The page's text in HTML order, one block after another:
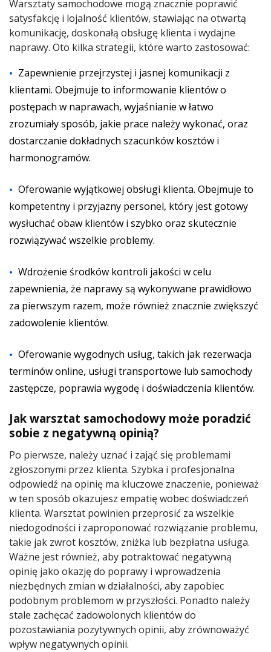
Warsztaty samochodowe mogą znacznie poprawić
satysfakcję i lojalność klientów, stawiając na otwartą
komunikację, doskonałą obsługę klienta i wydajne
naprawy. Oto kilka strategii, które warto zastosować:
Zapewnienie przejrzystej i jasnej komunikacji z
klientami. Obejmuje to informowanie klientów o
postępach w naprawach, wyjaśnianie w łatwo
zrozumiały sposób, jakie prace należy wykonać, oraz
dostarczanie dokładnych szacunków kosztów i
harmonogramów.
Oferowanie wyjątkowej obsługi klienta. Obejmuje to
kompetentny i przyjazny personel, który jest gotowy
wysłuchać obaw klientów i szybko oraz skutecznie
rozwiązywać wszelkie problemy.
Wdrożenie środków kontroli jakości w celu
zapewnienia, że naprawy są wykonywane prawidłowo
za pierwszym razem, może również znacznie zwiększyć
zadowolenie klientów.
Oferowanie wygodnych usług, takich jak rezerwacja
terminów online, usługi transportowe lub samochody
zastępcze, poprawia wygodę i doświadczenia klientów.
Jak warsztat samochodowy może poradzić
sobie z negatywną opinią?
Po pierwsze, należy uznać i zająć się problemami
zgłoszonymi przez klienta. Szybka i profesjonalna
odpowiedź na opinię ma kluczowe znaczenie, ponieważ
w ten sposób okazujesz empatię wobec doświadczeń
klienta. Warsztat powinien przeprosić za wszelkie
niedogodności i zaproponować rozwiązanie problemu,
takie jak zwrot kosztów, zniżka lub bezpłatna usługa.
Ważne jest również, aby potraktować negatywną
opinię jako okazję do poprawy i wprowadzenia
niezbędnych zmian w działalności, aby zapobiec
podobnym problemom w przyszłości. Ponadto należy
stale zachęcać zadowolonych klientów do
pozostawiania pozytywnych opinii, aby zrównoważyć
wpływ negatywnych opinii.